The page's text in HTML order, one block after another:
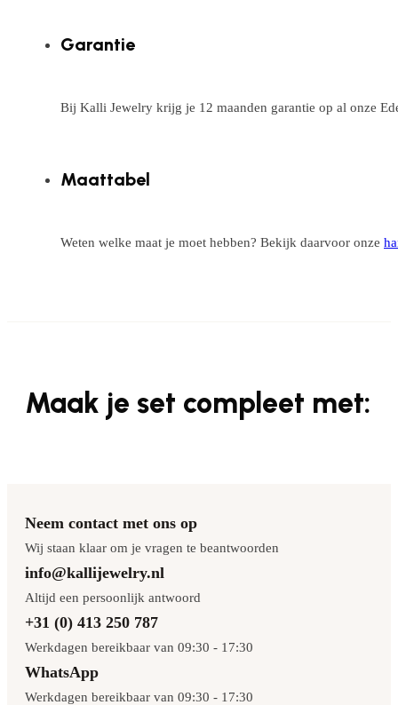
Garantie
Bij Kalli Jewelry krijg je 12 maanden garantie op al onze
Maattabel
Weten welke maat je moet hebben? Bekijk daarvoor onze
Maak je set compleet met:
Neem contact met ons op
Wij staan klaar om je vragen te beantwoorden
info@kallijewelry.nl
Altijd een persoonlijk antwoord
+31 (0) 413 250 787
Werkdagen bereikbaar van 09:30 - 17:30
WhatsApp
Werkdagen bereikbaar van 09:30 - 17:30